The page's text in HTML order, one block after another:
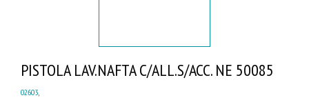
PISTOLA LAV.NAFTA C/ALL.S/ACC. NE 50085
02603,